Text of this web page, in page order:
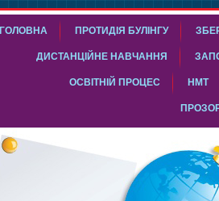
ГОЛОВНА ПРОТИДІЯ БУЛІНГУ
ДИСТАНЦІЙНЕ НАВЧАННЯ
ОСВІТНІЙ ПРОЦЕС НМТ